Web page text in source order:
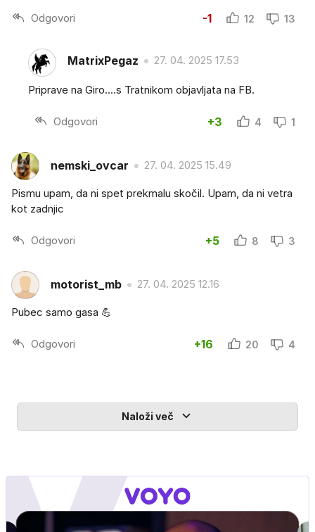
Odgovori -1 12 13
MatrixPegaz 27. 04. 2025 17.53
Priprave na Giro....s Tratnikom objavljata na FB.
Odgovori +3 4 1
nemski_ovcar 27. 04. 2025 15.49
Pismu upam, da ni spet prekmalu skočil. Upam, da ni vetra
kot zadnjic
Odgovori +5 8 3
motorist_mb 27. 04. 2025 12.16
Pubec samo gasa 💪
Odgovori +16 20 4
Naloži več